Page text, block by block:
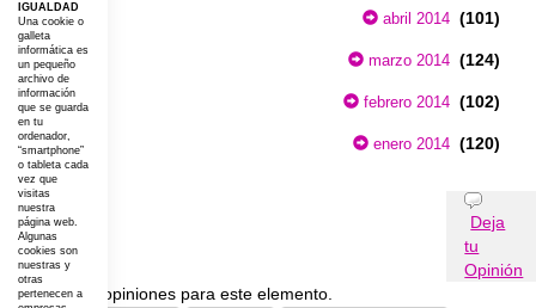
abril 2014 (101)
marzo 2014 (124)
febrero 2014 (102)
enero 2014 (120)
Opiniones
Deja
tu
Opinión
No existen opiniones para este elemento.
IGUALDAD
Una cookie o
galleta
informática es
un pequeño
archivo de
información
que se guarda
en tu
ordenador,
“smartphone”
o tableta cada
vez que
visitas
nuestra
página web.
Algunas
cookies son
nuestras y
otras
pertenecen a